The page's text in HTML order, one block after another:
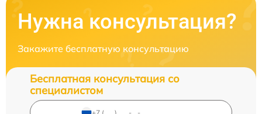
Нужна консультация?
Закажите бесплатную консультацию
Бесплатная консультация со
специалистом